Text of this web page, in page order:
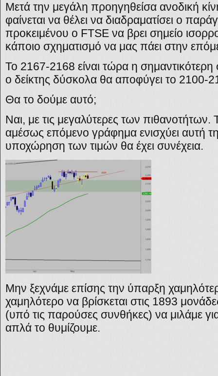
Μετά την μεγάλη προηγηθείσα ανοδική
φαίνεται να θέλει να διαδραματίσει ο
προκειμένου ο FTSE να βρει σημείο
κάποιο σχηματισμό να μας πάει στην
Το 2167-2168 είναι τώρα η σημαντικότερη
ο δείκτης δύσκολα θα αποφύγει το 2100-
Θα το δούμε αυτό;
Ναι, με τις μεγαλύτερες των πιθανοτήτων.
αμέσως επόμενο γράφημα ενισχύει αυτή
υποχώρηση των τιμών θα έχει συνέχεια.
Μην ξεχνάμε επίσης την ύπαρξη
χαμηλότερο να βρίσκεται στις 1893
(υπό τις παρούσες συνθήκες) να μιλάμε
απλά το θυμίζουμε.